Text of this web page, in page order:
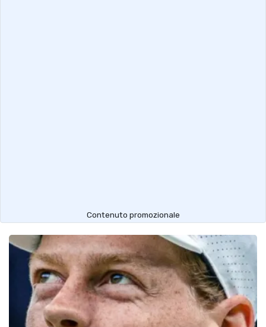
Contenuto promozionale